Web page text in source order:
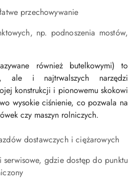
przechowywanie
np. podnoszenia mostów,
również butelkowymi) to
ale i najtrwalszych narzędzi
konstrukcji i pionowemu skokowi
wysokie ciśnienie, co pozwala na
czy maszyn rolniczych.
dostawczych i ciężarowych
serwisowe, gdzie dostęp do punktu